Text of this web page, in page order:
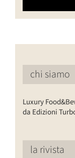
chi siamo
Luxury
da Edizioni
la rivista